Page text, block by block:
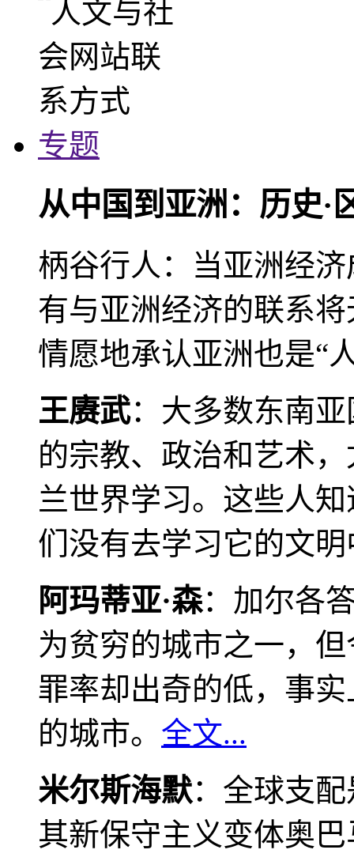
专题
从中国到亚洲：历史·
柄谷行人：当亚洲经
有与亚洲经济的联系
情愿地承认亚洲也是“
王赓武：大多数东南
的宗教、政治和艺术
兰世界学习。这些人
们没有去学习它的文
阿玛蒂亚·森：加尔各
为贫穷的城市之一，
罪率却出奇的低，事
的城市。 全文...
米尔斯海默：全球支
其新保守主义变体奥